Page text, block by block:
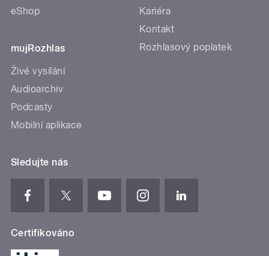
eShop
mujRozhlas
Živé vysílání
Audioarchiv
Podcasty
Mobilní aplikace
Kariéra
Kontakt
Rozhlasový poplatek
Sledujte nás
Certifikováno